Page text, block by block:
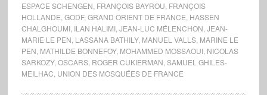
ESPACE SCHENGEN FRANÇOIS BAYROU FRANÇOIS
HOLLANDE GODF, GRAND ORIENT DE FRANCE HASSEN
CHALGHOUMI, ILAN HALIMI, JEAN-LUC MÉLENCHON JEAN-
MARIE LE PEN LASSANA BATHILY, MANUEL VALLS, MARINE LE
PEN MATHILDE BONNEFOY, MOHAMMED MOSSAOUI, NICOLAS
SARKOZY, OSCARS, ROGER CUKIERMAN SAMUEL GHILES-
MEILHAC UNION DES MOSQUÉES DE FRANCE